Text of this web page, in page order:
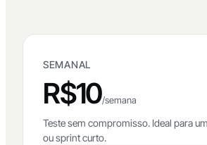
SEMANAL
R$10/semana
Teste sem compromisso. Ideal para
ou sprint curto.